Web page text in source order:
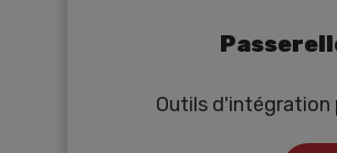
Outils d'intégration